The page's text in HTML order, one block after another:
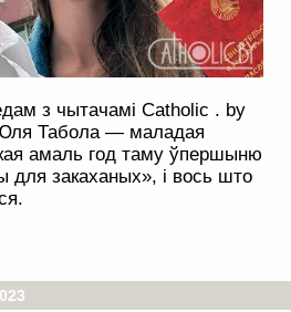
з чытачамі Catholic . by
Табола — маладая
амаль год таму ўпершыню
для закаханых», і вось што